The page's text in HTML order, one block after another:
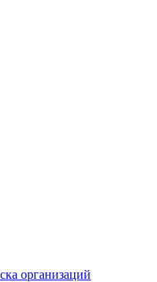
организаций